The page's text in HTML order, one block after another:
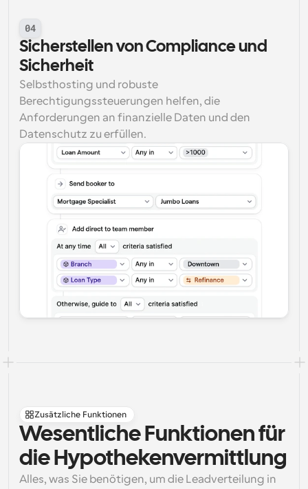
04
Sicherstellen von Compliance und
Sicherheit
Selbsthosting und robuste
Berechtigungssteuerungen helfen, die
Anforderungen an finanzielle Daten und den
Datenschutz zu erfüllen.
Zusätzliche Funktionen
Wesentliche Funktionen für
die Hypothekenvermittlung
Alles, was Sie benötigen, um die Leadverteilung in